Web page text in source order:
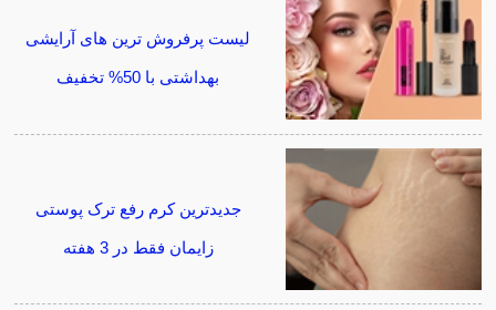
لیست پرفروش ترین های آرایشی
بهداشتی با 50% تخفیف
جدیدترین کرم رفع ترک پوستی
زایمان فقط در 3 هفته